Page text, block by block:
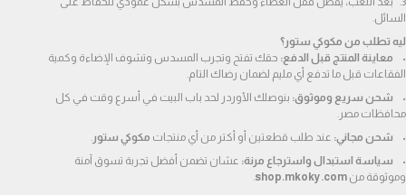
السائل.
ليه تطلب من مكوكي ستور؟
معاينة المنتج قبل الدفع:
الفقاعات قبل ما تدفع أي مليم لضمان رضاك التام.
شحن سريع وموثوق:
محافظات مصر.
شحن مجاني: عند طلب قطعتين أو أكتر من أي منتجات مكوكي ستور.
سياسة استبدال واسترجاع مرنة:
وموثوقة من shop.mkoky.com
.